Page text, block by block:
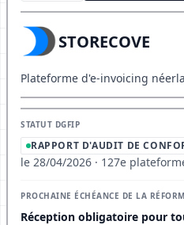
STORECOVE
Plateforme d'e-invoicing
STATUT DGFIP
RAPPORT D'AUDIT DE
le 28/04/2026 · 127e
PROCHAINE ÉCHÉANCE DE LA
Réception obligatoire pour